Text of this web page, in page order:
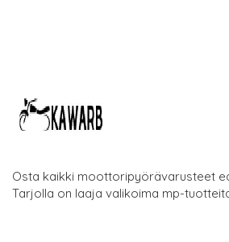
Osta kaikki moottoripyörävarusteet
Tarjolla on laaja valikoima mp-